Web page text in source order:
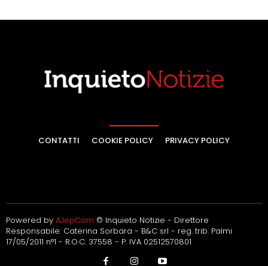
CONTATTI COOKIE POLICY PRIVACY POLICY
Powered by AJepCom © Inquieto Notizie - Direttore
Responsabile: Caterina Sorbara - B&C srl - reg. trib. Palmi
17/05/2011 n°1 - R.O.C. 37558 - P. IVA 02512570801